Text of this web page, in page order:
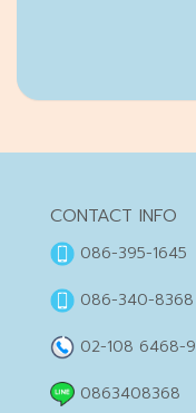
CONTACT INFO
086-395-1645
086-340-8368
02-108 6468-9
0863408368